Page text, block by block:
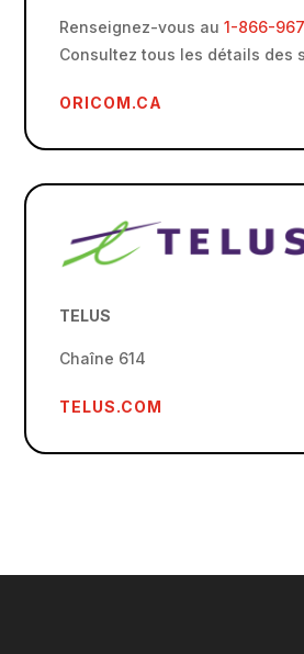
Renseignez-vous au 1-866-
Consultez tous les détails des
ORICOM.CA
TELUS
Chaîne 614
TELUS.COM